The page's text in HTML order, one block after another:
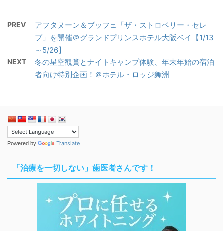
PREV
アフタヌーン＆ブッフェ「ザ・ストロベリー・セレ
ブ」を開催＠グランドプリンスホテル大阪ベイ【1/13
～5/26】
NEXT
冬の星空観賞とナイトキャンプ体験、年末年始の宿泊
者向け特別企画！＠ホテル・ロッジ舞洲
Powered by Translate
「治療を一切しない」歯医者さんです！